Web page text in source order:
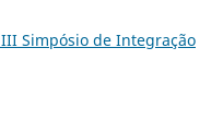
III Simpósio de Integração